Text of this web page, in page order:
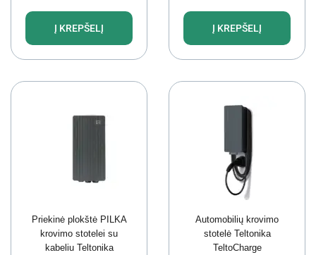
Į KREPŠELĮ Į KREPŠELĮ
Priekinė plokštė PILKA
krovimo stotelei su
kabeliu Teltonika
Automobilių krovimo
stotelė Teltonika
TeltoCharge